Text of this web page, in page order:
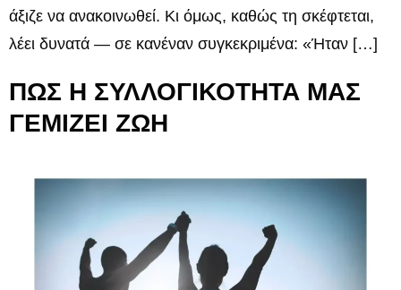
άξιζε να ανακοινωθεί. Κι όμως, καθώς τη σκέφτεται,
λέει δυνατά — σε κανέναν συγκεκριμένα: «Ήταν […]
ΠΩΣ Η ΣΥΛΛΟΓΙΚΟΤΗΤΑ ΜΑΣ
ΓΕΜΙΖΕΙ ΖΩΗ